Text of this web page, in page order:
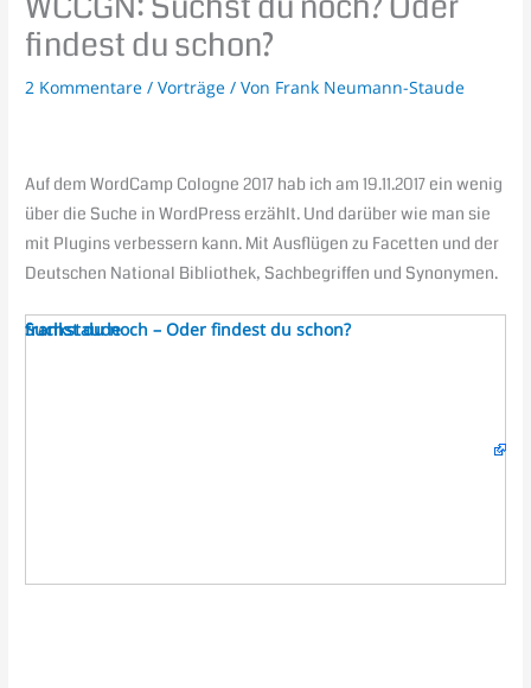
findest du schon?
2 Kommentare /Vorträge / Von Frank Neumann-Staude
Auf dem WordCamp Cologne 2017 hab ich am 19.11.2017 ein wenig
über die Suche in WordPress erzählt. Und darüber wie man sie
mit Plugins verbessern kann. Mit Ausflügen zu Facetten und der
Deutschen National Bibliothek, Sachbegriffen und Synonymen.
Suchst du noch – Oder findest du schon?
from
frankstaude